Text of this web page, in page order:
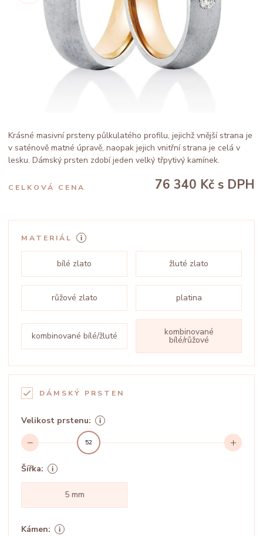
Krásné masivní prsteny půlkulatého profilu, jejichž vnější strana je
v saténově matné úpravě, naopak jejich vnitřní strana je celá v
lesku. Dámský prsten zdobí jeden velký třpytivý kamínek.
CELKOVÁ CENA 76 340 Kč s DPH
MATERIÁL
bílé zlato žluté zlato
růžové zlato platina
kombinované bílé/žluté kombinované
bílé/růžové
DÁMSKÝ PRSTEN
Velikost prstenu:
52
Šířka:
5 mm
Kámen: